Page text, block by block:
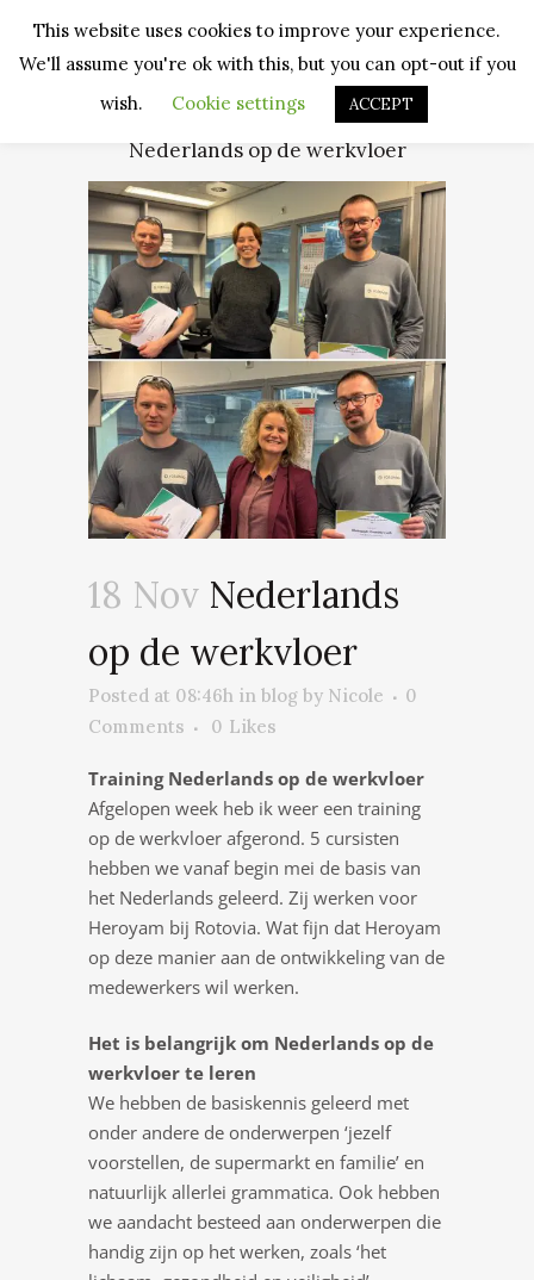
Nederlands op de werkvloer
18 Nov Nederlands
op de werkvloer
Posted at 08:46h in blog by Nicole
0
Comments
0 Likes
Training Nederlands op de werkvloer
Afgelopen week heb ik weer een training
op de werkvloer afgerond. 5 cursisten
hebben we vanaf begin mei de basis van
het Nederlands geleerd. Zij werken voor
Heroyam bij Rotovia. Wat fijn dat Heroyam
op deze manier aan de ontwikkeling van de
medewerkers wil werken.
Het is belangrijk om Nederlands op de
werkvloer te leren
We hebben de basiskennis geleerd met
onder andere de onderwerpen ‘jezelf
voorstellen, de supermarkt en familie’ en
natuurlijk allerlei grammatica. Ook hebben
we aandacht besteed aan onderwerpen die
handig zijn op het werken, zoals ‘het
This website uses cookies to improve your experience.
We'll assume you're ok with this, but you can opt-out if you
wish.
Cookie settings ACCEPT